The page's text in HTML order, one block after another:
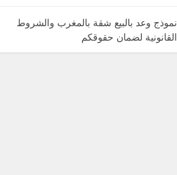
نموذج وعد بالبيع شقة بالمغرب والشروط
القانونية لضمان حقوقكم